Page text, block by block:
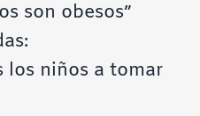
son obesos”
los niños a tomar